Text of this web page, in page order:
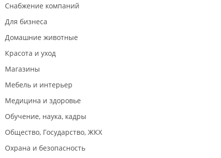
Снабжение компаний
Для бизнеса
Домашние животные
Красота и уход
Магазины
Мебель и интерьер
Медицина и здоровье
Обучение, наука, кадры
Общество, Государство, ЖКХ
Охрана и безопасность